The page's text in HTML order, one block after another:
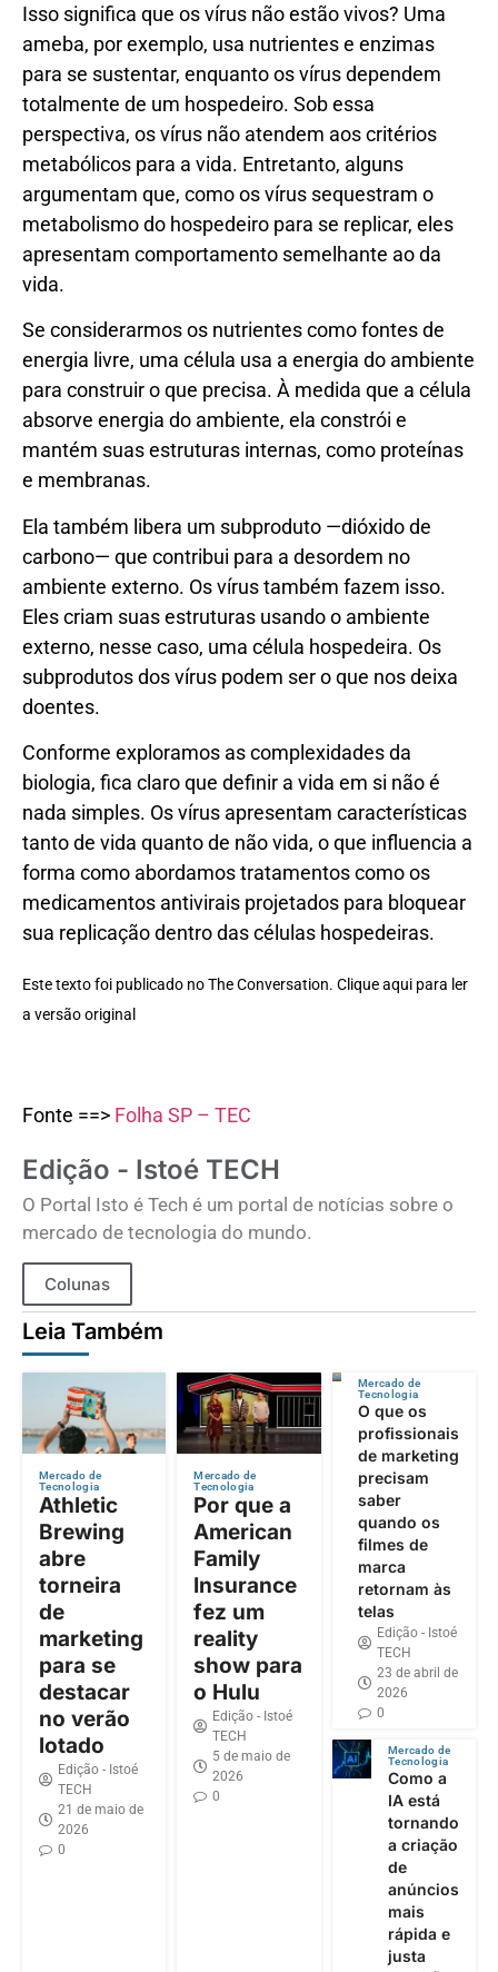
Isso significa que os vírus não estão vivos? Uma
ameba, por exemplo, usa nutrientes e enzimas
para se sustentar, enquanto os vírus dependem
totalmente de um hospedeiro. Sob essa
perspectiva, os vírus não atendem aos critérios
metabólicos para a vida. Entretanto, alguns
argumentam que, como os vírus sequestram o
metabolismo do hospedeiro para se replicar, eles
apresentam comportamento semelhante ao da
vida.
Se considerarmos os nutrientes como fontes de
energia livre, uma célula usa a energia do ambiente
para construir o que precisa. À medida que a célula
absorve energia do ambiente, ela constrói e
mantém suas estruturas internas, como proteínas
e membranas.
Ela também libera um subproduto —dióxido de
carbono— que contribui para a desordem no
ambiente externo. Os vírus também fazem isso.
Eles criam suas estruturas usando o ambiente
externo, nesse caso, uma célula hospedeira. Os
subprodutos dos vírus podem ser o que nos deixa
doentes.
Conforme exploramos as complexidades da
biologia, fica claro que definir a vida em si não é
nada simples. Os vírus apresentam características
tanto de vida quanto de não vida, o que influencia a
forma como abordamos tratamentos como os
medicamentos antivirais projetados para bloquear
sua replicação dentro das células hospedeiras.
Este texto foi publicado no The Conversation. Clique aqui para ler
a versão original
Fonte ==> Folha SP – TEC
Edição - Istoé TECH
O Portal Isto é Tech é um portal de notícias sobre o
mercado de tecnologia do mundo.
Colunas
Leia Também
Mercado de
Tecnologia
Athletic
Brewing
abre
torneira
de
marketing
para se
destacar
no verão
lotado
Edição - Istoé
TECH
21 de maio de
2026
0
Mercado de
Tecnologia
Por que a
American
Family
Insurance
fez um
reality
show para
o Hulu
Edição - Istoé
TECH
5 de maio de
2026
0
Mercado de
Tecnologia
O que os
profissionais
de marketing
precisam
saber
quando os
filmes de
marca
retornam às
telas
Edição - Istoé
TECH
23 de abril de
2026
0
Mercado de
Tecnologia
Como a
IA está
tornando
a criação
de
anúncios
mais
rápida e
justa